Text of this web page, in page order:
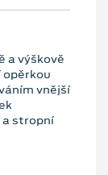
a výškově
vnější
a stropní